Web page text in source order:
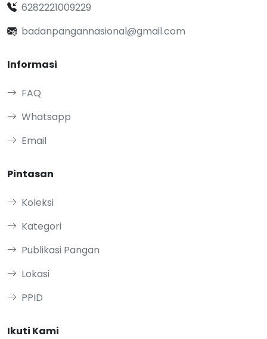
6282221009229
badanpangannasional@gmail.com
Informasi
FAQ
Whatsapp
Email
Pintasan
Koleksi
Kategori
Publikasi Pangan
Lokasi
PPID
Ikuti Kami